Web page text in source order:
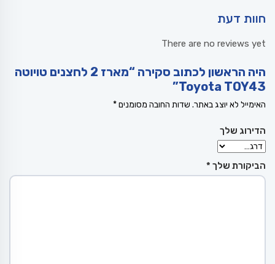
חוות דעת
There are no reviews yet
היה הראשון לכתוב סקירה “מארז 2 לחצנים טויוטה
Toyota TOY43”
האימייל לא יוצג באתר. שדות החובה מסומנים*
הדירוג שלך
הביקורת שלך *